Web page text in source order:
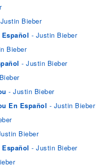
Bieber
- Justin Bieber
Bieber
- Justin Bieber
- Justin Bieber
En Español - Justin Bieber
Bieber
- Justin Bieber